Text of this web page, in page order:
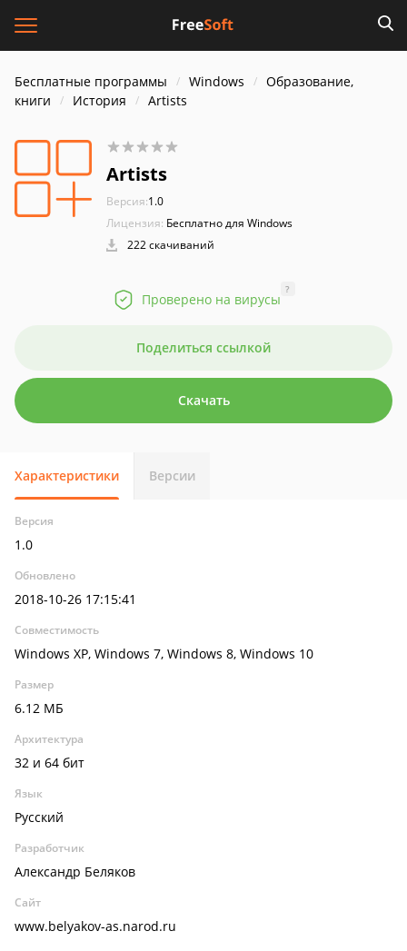
Бесплатные программы Windows
Образование,
книги
История Artists
Artists
Версия:1.0
Лицензия: Бесплатно для Windows
222 скачиваний
Проверено на вирусы
?
Поделиться ссылкой
Скачать
Характеристики Версии
Версия
1.0
Обновлено
2018-10-26 17:15:41
Совместимость
Windows XP, Windows 7, Windows 8, Windows 10
Размер
6.12 МБ
Архитектура
32 и 64 бит
Язык
Русский
Разработчик
Александр Беляков
Сайт
www.belyakov-as.narod.ru